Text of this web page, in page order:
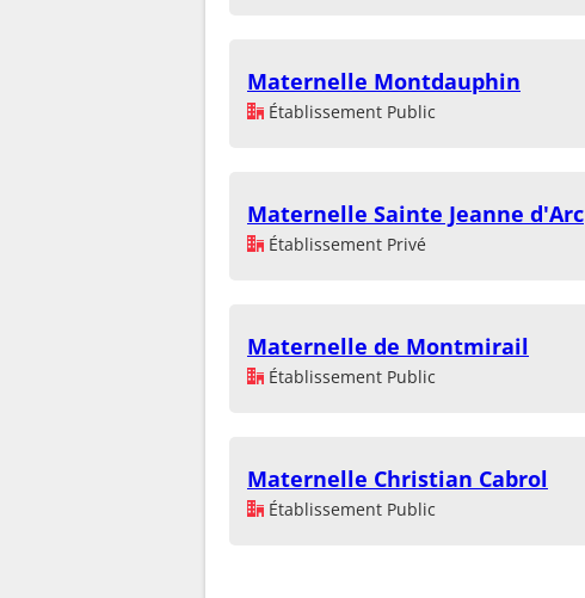
Maternelle Montdauphin
Établissement Public
Maternelle Sainte Jeanne d'Arc
Établissement Privé
Maternelle de Montmirail
Établissement Public
Maternelle Christian Cabrol
Établissement Public